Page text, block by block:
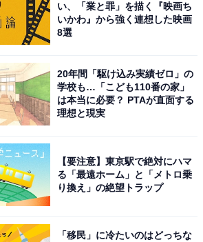
い、「業と罪」を描く『映画ち
いかわ』から強く連想した映画
8選
20年間「駆け込み実績ゼロ」の
学校も…「こども110番の家」
は本当に必要？ PTAが直面する
理想と現実
【要注意】東京駅で絶対にハマ
る「最遠ホーム」と「メトロ乗
り換え」の絶望トラップ
「移民」に冷たいのはどっちな